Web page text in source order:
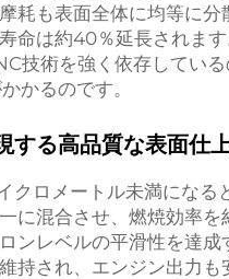
耗も表面全体に均等に
命は約40％延長されま
技術を強く依存してい
かるのです。
する高品質な表面仕
クロメートル未満にな
に混合させ、燃焼効率
ンレベルの平滑性を達
持され、エンジン出力